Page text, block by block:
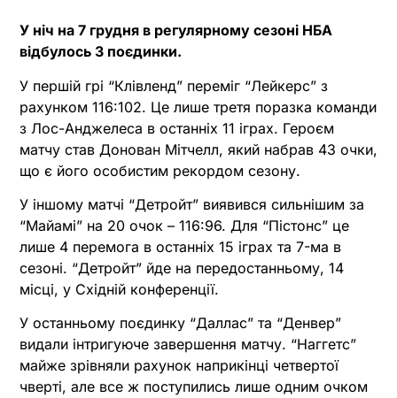
У ніч на 7 грудня в регулярному сезоні НБА
відбулось 3 поєдинки.
У першій грі “Клівленд” переміг “Лейкерс” з
рахунком 116:102. Це лише третя поразка команди
з Лос-Анджелеса в останніх 11 іграх. Героєм
матчу став Донован Мітчелл, який набрав 43 очки,
що є його особистим рекордом сезону.
У іншому матчі “Детройт” виявився сильнішим за
“Майамі” на 20 очок – 116:96. Для “Пістонс” це
лише 4 перемога в останніх 15 іграх та 7-ма в
сезоні. “Детройт” йде на передостанньому, 14
місці, у Східній конференції.
У останньому поєдинку “Даллас” та “Денвер”
видали інтригуюче завершення матчу. “Наггетс”
майже зрівняли рахунок наприкінці четвертої
чверті, але все ж поступились лише одним очком